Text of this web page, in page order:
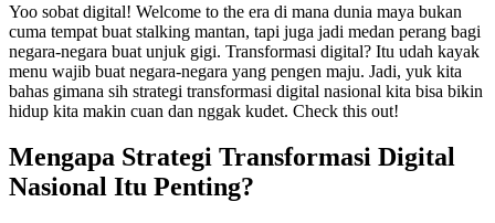
Yoo sobat digital! Welcome to the era di mana dunia maya bukan
cuma tempat buat stalking mantan, tapi juga jadi medan perang bagi
negara-negara buat unjuk gigi. Transformasi digital? Itu udah kayak
menu wajib buat negara-negara yang pengen maju. Jadi, yuk kita
bahas gimana sih strategi transformasi digital nasional kita bisa bikin
hidup kita makin cuan dan nggak kudet. Check this out!
Mengapa Strategi Transformasi Digital
Nasional Itu Penting?